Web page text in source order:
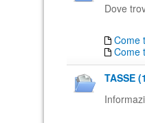
Dove
Come
Come
TASSE